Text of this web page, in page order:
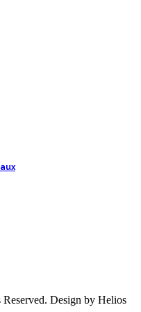
Design by Helios